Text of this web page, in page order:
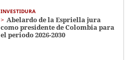
INVESTIDURA
Abelardo de la Espriella jura
como presidente de Colombia para
el periodo 2026-2030